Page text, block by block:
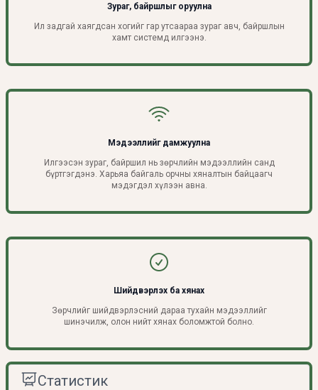
Зураг, байршлыг оруулна
Ил задгай хаягдсан хогийг гар утсаараа зураг авч, байршлын
хамт системд илгээнэ.
Мэдээллийг дамжуулна
Илгээсэн зураг, байршил нь зөрчлийн мэдээллийн санд
бүртгэгдэнэ. Харьяа байгаль орчны хяналтын байцаагч
мэдэгдэл хүлээн авна.
Шийдвэрлэх ба хянах
Зөрчлийг шийдвэрлэсний дараа тухайн мэдээллийг
шинэчилж, олон нийт хянах боломжтой болно.
Статистик